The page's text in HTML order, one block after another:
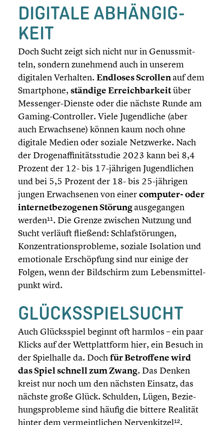
DIGITALE ABHÄN­GIG­
KEIT
Doch Sucht zeigt sich nicht nur in Genuss­mit­
teln, sondern zunehmend auch in unserem
digitalen Verhalten. Endloses Scrollenauf dem
Smart­phone, ständige Erreich­bar­keitüber
Messenger-Dienste oder die nächste Runde am
Gaming-Controller. Viele Jugend­li­che (aber
auch Erwach­sene) können kaum noch ohne
digitale Medien oder soziale Netzwerke. Nach
der Drogen­af­fi­ni­täts­stu­die 2023 kann bei 8,4
Prozent der 12- bis 17-jährigen Jugend­li­chen
und bei 5,5 Prozent der 18- bis 25-jährigen
jungen Erwach­se­nen von einercomputer- oder
inter­net­be­zo­ge­nen Störungausge­gan­gen
werden¹¹. Die Grenze zwischen Nutzung und
Sucht verläuft fließend: Schlaf­stö­run­gen,
Konzen­tra­ti­ons­pro­bleme, soziale Isolation und
emotio­nale Erschöp­fung sind nur einige der
Folgen, wenn der Bildschirm zum Lebens­mit­tel­
punkt wird.
GLÜCKS­SPIEL­SUCHT
Auch Glücks­spiel beginnt oft harmlos – ein paar
Klicks auf der Wettplatt­form hier, ein Besuch in
der Spiel­halle da. Dochfür Betrof­fene wird
das Spiel schnell zum Zwang. Das Denken
kreist nur noch um den nächsten Einsatz, das
nächste große Glück. Schulden, Lügen, Bezie­
hungs­pro­bleme sind häufig die bittere Realität
hinter dem vermeint­li­chen Nerven­kit­zel¹².